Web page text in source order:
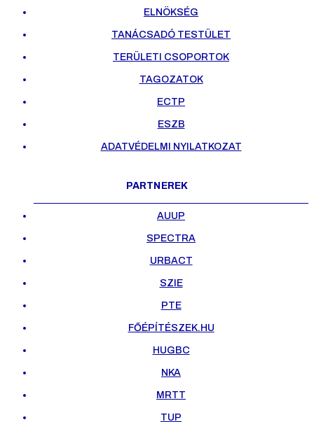
ELNÖKSÉG
TANÁCSADÓ TESTÜLET
TERÜLETI CSOPORTOK
TAGOZATOK
ECTP
ESZB
ADATVÉDELMI NYILATKOZAT
PARTNEREK
AUUP
SPECTRA
URBACT
SZIE
PTE
FŐÉPÍTÉSZEK.HU
HUGBC
NKA
MRTT
TUP